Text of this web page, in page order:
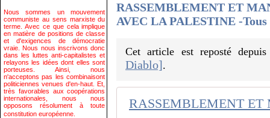
Nous sommes un mouvement
communiste au sens marxiste du
terme. Avec ce que cela implique
en matière de positions de classe
et d'exigences de démocratie
vraie. Nous nous inscrivons donc
dans les luttes anti-capitalistes et
relayons les idées dont elles sont
porteuses. Ainsi, nous
n'acceptons pas les combinaisont
politiciennes venues d'en-haut. Et,
très favorables aux coopérations
internationales, nous nous
opposons résolument à toute
constitution européenne.
RASSEMBLEMENT ET
AVEC LA PALESTINE -Tous
Cet article est reposté
Diablo].